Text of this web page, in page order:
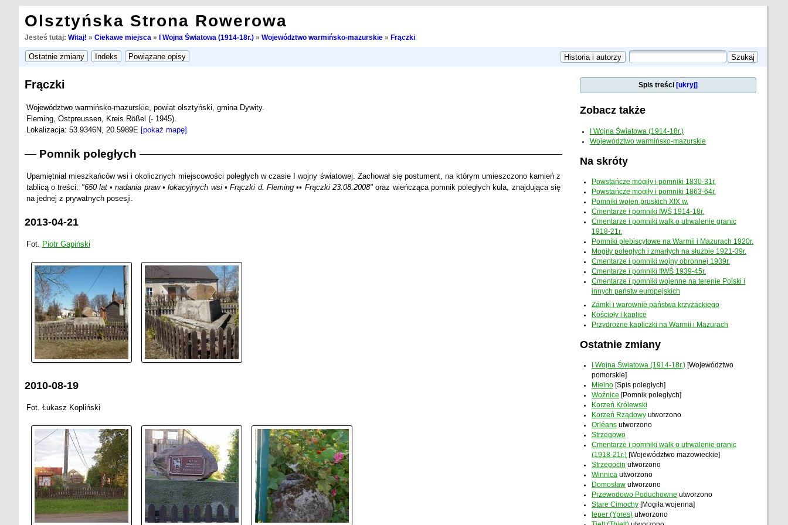
Olsztyńska Strona Rowerowa
Jesteś tutaj: Witaj! » Ciekawe miejsca » I Wojna Światowa (1914-18r.)» Województwo warmińsko-mazurskie» Frączki
Frączki
Województwo warmińsko-mazurskie, powiat olsztyński, gmina Dywity.
Fleming, Ostpreussen, Kreis Rößel (- 1945).
Lokalizacja: 53.9346N, 20.5989E [pokaż mapę]
Pomnik poległych
Upamiętniał mieszkańców wsi i okolicznych miejscowości poległych w czasie I wojny światowej. Zachował się postument, na którym umieszczono kamień z
tablicą o treści: "650 lat • nadania praw • lokacyjnych wsi • Frączki d. Fleming •• Frączki 23.08.2008"oraz wieńcząca pomnik poległych kula, znajdująca się
na jednej z prywatnych posesji.
2013-04-21
Fot. Piotr Gapiński
2010-08-19
Fot. Łukasz Kopliński
Spis treści [ukryj]
Zobacz także
I Wojna Światowa (1914-18r.)
Województwo warmińsko-mazurskie
Na skróty
Powstańcze mogiły i pomniki 1830-31r.
Powstańcze mogiły i pomniki 1863-64r.
Pomniki wojen pruskich XIX w.
Cmentarze i pomniki IWŚ 1914-18r.
Cmentarze i pomniki walk o utrwalenie granic
1918-21r.
Pomniki plebiscytowe na Warmii i Mazurach 1920r.
Mogiły poległych i zmarłych na służbie 1921-39r.
Cmentarze i pomniki wojny obronnej 1939r.
Cmentarze i pomniki IIWŚ 1939-45r.
Cmentarze i pomniki wojenne na terenie Polski i
innych państw europejskich
Zamki i warownie państwa krzyżackiego
Kościoły i kaplice
Przydrożne kapliczki na Warmii i Mazurach
Ostatnie zmiany
I Wojna Światowa (1914-18r.) [Województwo
pomorskie]
Mielno [Spis poległych]
Woźnice [Pomnik poległych]
Korzeń Królewski
Korzeń Rządowy utworzono
Orléans utworzono
Strzegowo
Cmentarze i pomniki walk o utrwalenie granic
(1918-21r.) [Województwo mazowieckie]
Strzegocin utworzono
Winnica utworzono
Domosław utworzono
Przewodowo Poduchowne utworzono
Stare Cimochy [Mogiła wojenna]
Ieper (Ypres) utworzono